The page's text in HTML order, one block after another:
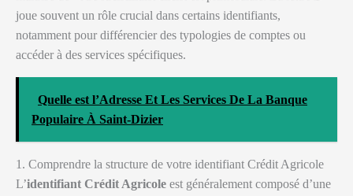
joue souvent un rôle crucial dans certains identifiants,
notamment pour différencier des typologies de comptes ou
accéder à des services spécifiques.
Quelle est l’Adresse Et Les Services De La Banque
Populaire À Saint-Dizier
1. Comprendre la structure de votre identifiant Crédit Agricole
L’identifiant Crédit Agricole est généralement composé d’une